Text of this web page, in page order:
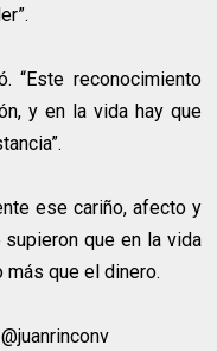
“Este reconocimiento
y en la vida hay que
ese cariño, afecto y
que en la vida
más que el dinero.
@juanrinconv